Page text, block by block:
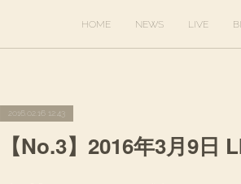
HOME NEWS LIVE
2016.02.16 12:43
【No.3】2016年3月9